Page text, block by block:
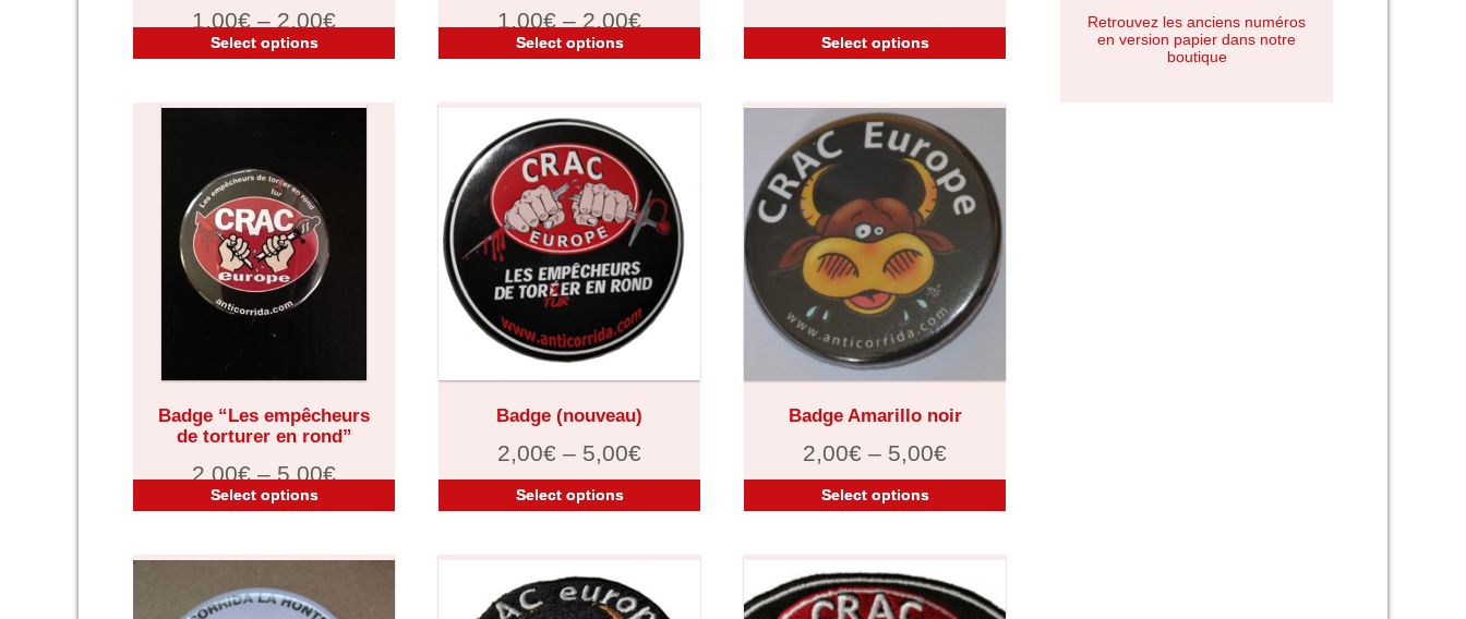
1,00€ – 2,00€
Select options
1,00€ – 2,00€
Select options Select options
Badge “Les empêcheurs
de torturer en rond”
2,00€–5,00€
Select options
Badge (nouveau)
2,00€ – 5,00€
Select options
Badge Amarillo noir
2,00€ – 5,00€
Select options
Retrouvez les anciens numéros
en version papier dans notre
boutique